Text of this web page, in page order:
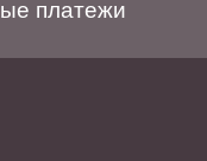
платежи